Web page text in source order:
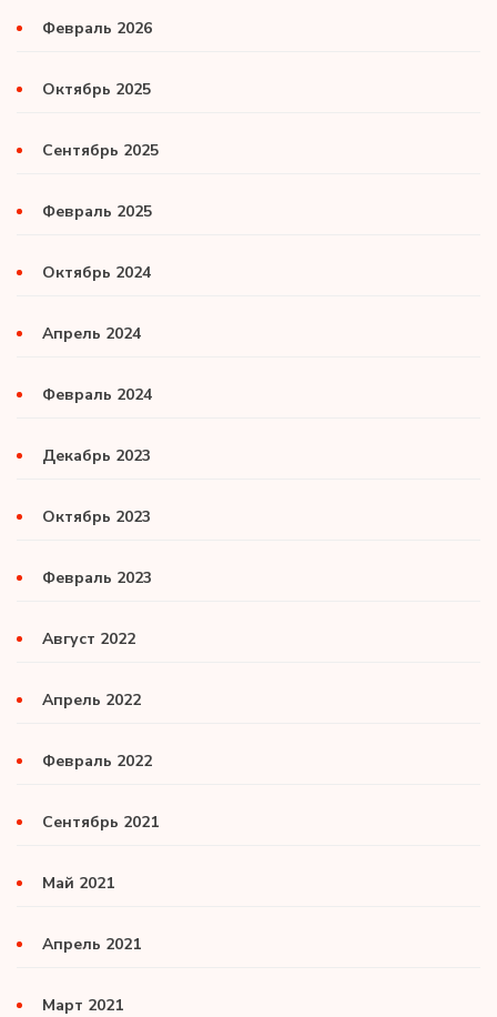
Февраль 2026
Октябрь 2025
Сентябрь 2025
Февраль 2025
Октябрь 2024
Апрель 2024
Февраль 2024
Декабрь 2023
Октябрь 2023
Февраль 2023
Август 2022
Апрель 2022
Февраль 2022
Сентябрь 2021
Май 2021
Апрель 2021
Март 2021